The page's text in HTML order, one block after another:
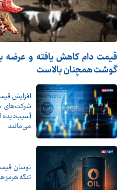
قیمت دام کاهش یافته و عرضه
گوشت همچنان بالاست
افزایش
شرکت‌های
آسیب‌دیده
می‌مانند
نوسان
تنگه هرمز